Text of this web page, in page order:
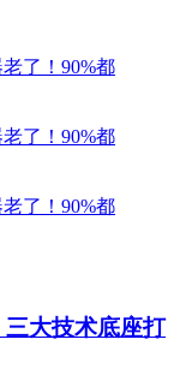
大技术底座打